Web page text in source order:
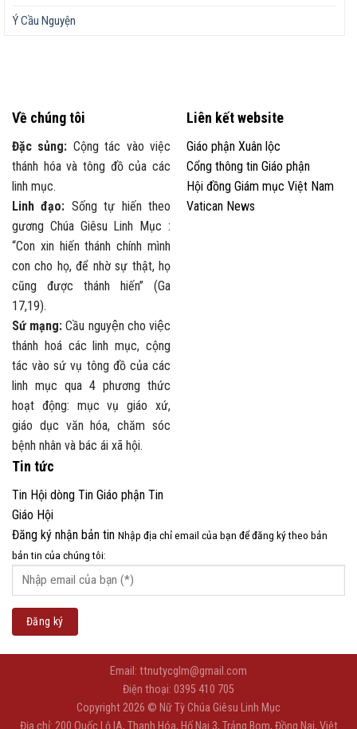
Ý Cầu Nguyện
Về chúng tôi
Đặc sủng: Cộng tác vào việc
thánh hóa và tông đồ của các
linh mục.
Linh đạo: Sống tự hiến theo
gương Chúa Giêsu Linh Mục :
“Con xin hiến thánh chính mình
con cho họ, để nhờ sự thật, họ
cũng được thánh hiến” (Ga
17,19).
Sứ mạng: Cầu nguyện cho việc
thánh hoá các linh mục, cộng
tác vào sứ vụ tông đồ của các
linh mục qua 4 phương thức
hoạt động: mục vụ giáo xứ,
giáo dục văn hóa, chăm sóc
bệnh nhân và bác ái xã hội.
Liên kết website
Giáo phận Xuân lộc
Cổng thông tin Giáo phận
Hội đồng Giám mục Việt Nam
Vatican News
Tin tức
Tin Hội dòng Tin Giáo phận Tin
Giáo Hội
Đăng ký nhận bản tin Nhập địa chỉ email của bạn để đăng ký theo bản
bản tin của chúng tôi:
Email: ttnutycglm@gmail.com
Điện thoại: 0395 410 705
Copyright 2026 © Nữ Tỳ Chúa Giêsu Linh Mục